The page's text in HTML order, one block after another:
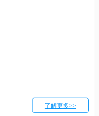
了解更多>>